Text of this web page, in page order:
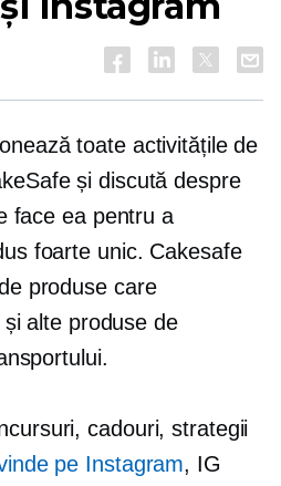
toate activitățile de
și discută despre
face ea pentru a
foarte unic. Cakesafe
produse care
alte produse de
cadouri, strategii
pe Instagram, IG